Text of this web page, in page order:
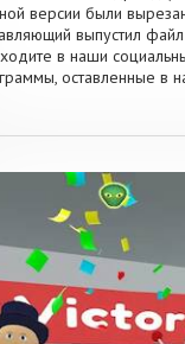
версии были
выпустил файл
в наши
оставленные в